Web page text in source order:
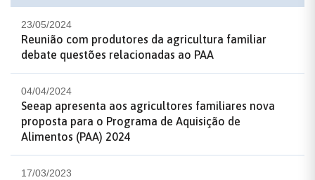
23/05/2024
Reunião com produtores da agricultura familiar
debate questões relacionadas ao PAA
04/04/2024
Seeap apresenta aos agricultores familiares nova
proposta para o Programa de Aquisição de
Alimentos (PAA) 2024
17/03/2023